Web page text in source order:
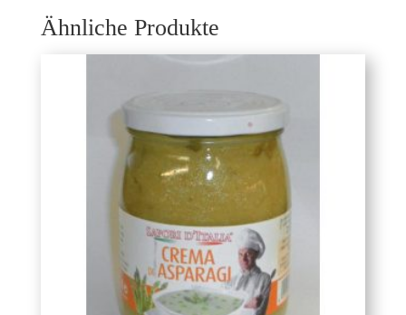
Ähnliche Produkte